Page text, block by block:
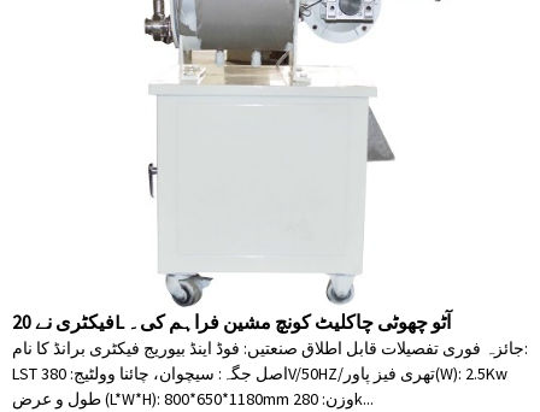
فیکٹری نے 20L آٹو چھوٹی چاکلیٹ کونچ مشین فراہم کی۔
جائزہ فوری تفصیلات قابل اطلاق صنعتیں: فوڈ اینڈ بیوریج فیکٹری برانڈ کا نام:
LST اصل جگہ: سیچوان، چائنا وولٹیج: 380V/50HZ/تھری فیز پاور(W): 2.5Kw
طول و عرض (L*W*H): 800*650*1180mm وزن: 280k...